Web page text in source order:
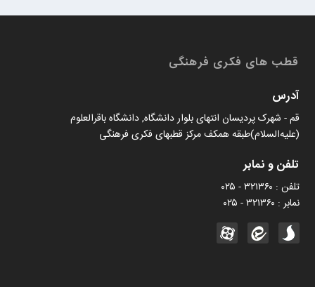
کتابخان همراه پژوهان
قطب های فکری فرهنگی
آدرس
قم - شهرک پردیسان انتهای بلوار دانشگاه, دانشگاه باقرالعلوم
(علیه‌السلام)طبقه همکف مرکز قطبهای فکری فرهنگی
تلفن و نمابر
تلفن : ۳۲۱۳۶۰ - ۰۲۵
نمابر : ۳۲۱۳۶۰ - ۰۲۵